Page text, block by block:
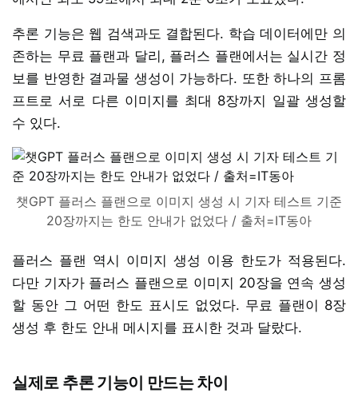
추론 기능은 웹 검색과도 결합된다. 학습 데이터에만 의
존하는 무료 플랜과 달리, 플러스 플랜에서는 실시간 정
보를 반영한 결과물 생성이 가능하다. 또한 하나의 프롬
프트로 서로 다른 이미지를 최대 8장까지 일괄 생성할
수 있다.
챗GPT 플러스 플랜으로 이미지 생성 시 기자 테스트 기준
20장까지는 한도 안내가 없었다 / 출처=IT동아
플러스 플랜 역시 이미지 생성 이용 한도가 적용된다.
다만 기자가 플러스 플랜으로 이미지 20장을 연속 생성
할 동안 그 어떤 한도 표시도 없었다. 무료 플랜이 8장
생성 후 한도 안내 메시지를 표시한 것과 달랐다.
실제로 추론 기능이 만드는 차이